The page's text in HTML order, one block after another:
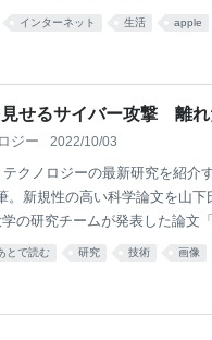
ブズとウォズニアック 70年代
ボトルから直接飲むよ」と言
だ。 孤独で内気で、周囲に理
人がいる場所は避けるという自
インターネット 生活 apple
見せるサイバー攻撃 離
ジー 2022/10/03
クノロジーの最新研究を紹介
新規性の高い科学論文を山下
の研究チームが発表した論文
波を使い、画像認識システム
Complementary Metal-Oxide-
とで読む 研究 技術 画像